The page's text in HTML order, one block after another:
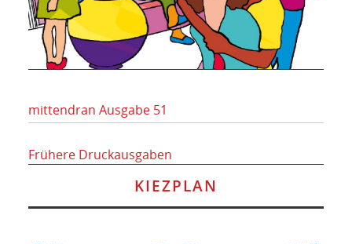
mittendran Ausgabe 51
Frühere Druckausgaben
KIEZPLAN